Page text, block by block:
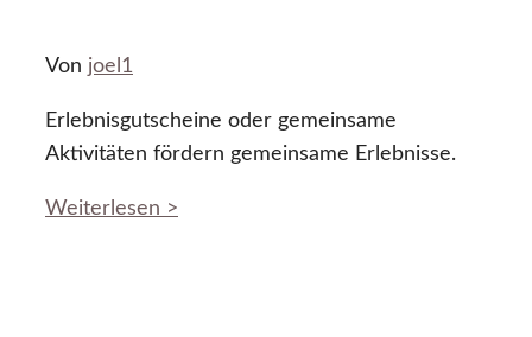
Von joel1
Erlebnisgutscheine oder gemeinsame
Aktivitäten fördern gemeinsame Erlebnisse.
Weiterlesen >